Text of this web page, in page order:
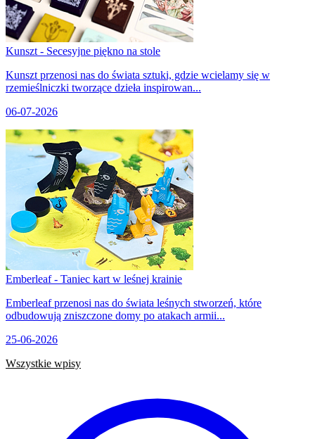
Kunszt - Secesyjne piękno na stole
Kunszt przenosi nas do świata sztuki, gdzie wcielamy się w
rzemieślniczki tworzące dzieła inspirowan...
06-07-2026
Emberleaf - Taniec kart w leśnej krainie
Emberleaf przenosi nas do świata leśnych stworzeń, które
odbudowują zniszczone domy po atakach armii...
25-06-2026
Wszystkie wpisy